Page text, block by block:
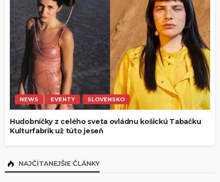
NEWS EVENTY SLOVENSKO
Hudobníčky z celého sveta ovládnu košickú Tabačku
Kulturfabrik už túto jeseň
NAJČÍTANEJŠIE ČLÁNKY